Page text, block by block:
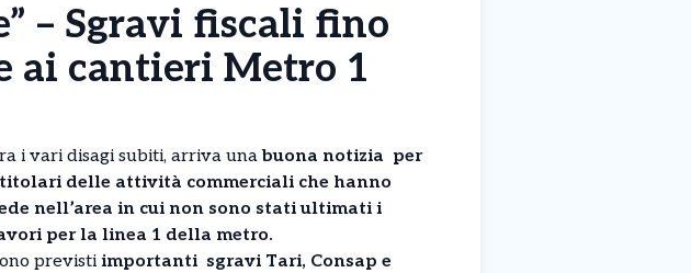
– Sgravi fiscali fino
ai cantieri Metro 1
i vari disagi subiti, arriva unabuona notizia per
delle attività commerciali che hanno
nell’area in cui non sono stati ultimati i
per la linea 1 della metro.
previsti importanti sgravi Tari, Consap e